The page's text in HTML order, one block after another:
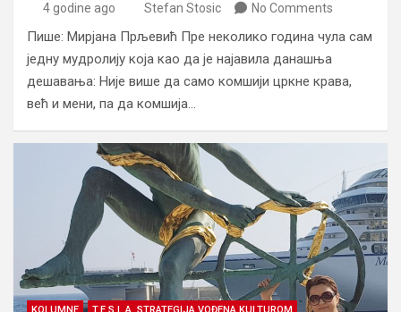
4 godine ago Stefan Stosic No Comments
Пише: Мирјана Прљевић Пре неколико година чула сам
једну мудролију која као да је најавила данашња
дешавања: Није више да само комшији цркне крава,
већ и мени, па да комшија…